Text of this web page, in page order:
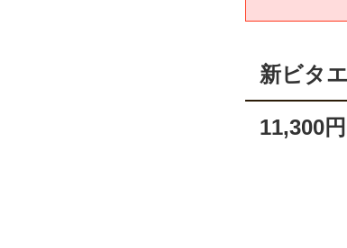
新ビタ
11,300